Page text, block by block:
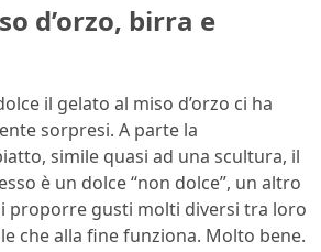
d’orzo, birra e
il gelato al miso d’orzo ci ha
sorpresi. A parte la
simile quasi ad una scultura, il
è un dolce “non dolce”, un altro
proporre gusti molti diversi tra loro
che alla fine funziona. Molto bene.